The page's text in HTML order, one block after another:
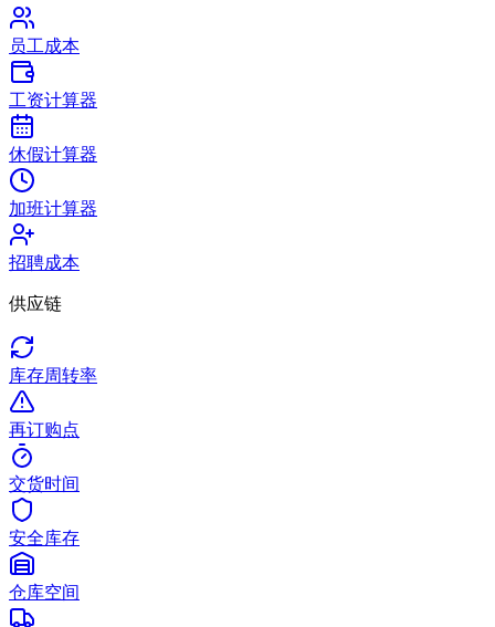
员工成本
工资计算器
休假计算器
加班计算器
招聘成本
供应链
库存周转率
再订购点
交货时间
安全库存
仓库空间